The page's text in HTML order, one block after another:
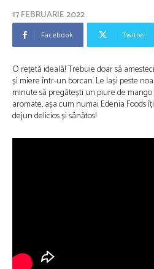
17 FEBRUARIE 2022
Facebook Twitter
O rețetă ideală! Trebuie doar să
și miere într-un borcan. Le lași peste
minute să pregătești un piure de
aromate, așa cum numai Edenia Foods
dejun delicios și sănătos!